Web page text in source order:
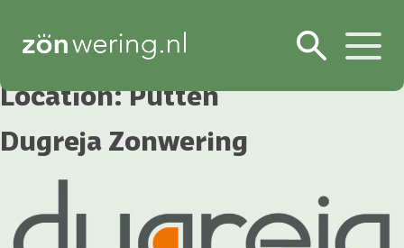
Location:Putten
Dugreja Zonwering